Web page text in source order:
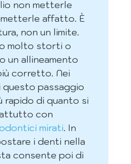
non metterle
affatto. È
non un limite.
molto storti o
un allineamento
corretto. Nei
passaggio
rapido di quanto si
con
mirati. In
i denti nella
consente poi di